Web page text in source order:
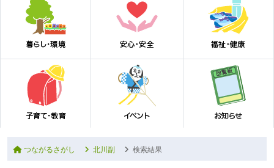
つながるさがし 北川副 検索結果